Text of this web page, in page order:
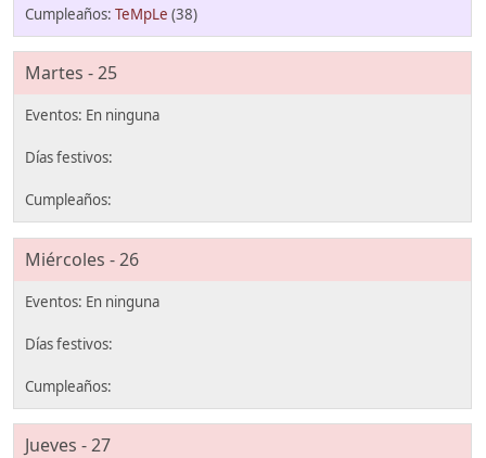
TeMpLe (38)
Martes - 25
Miércoles - 26
Jueves - 27